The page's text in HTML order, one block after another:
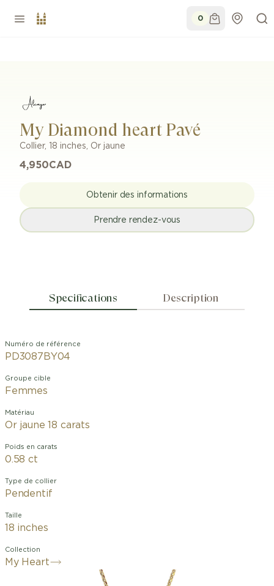
0
My Diamond heart Pavé
Collier, 18 inches, Or jaune
4,950CAD
Obtenir des informations
Prendre rendez-vous
Specifications Description
Numéro de référence
PD3087BY04
Groupe cible
Femmes
Matériau
Or jaune 18 carats
Poids en carats
0.58 ct
Type de collier
Pendentif
Taille
18 inches
Collection
My Heart